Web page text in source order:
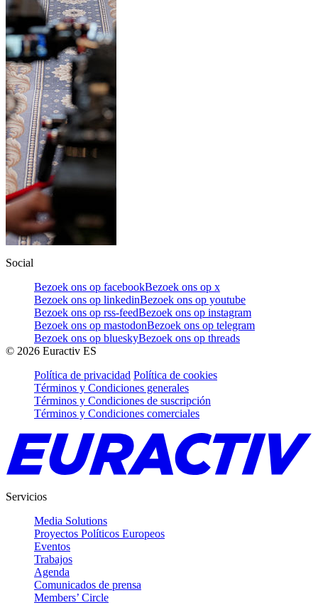
Social
Bezoek ons op facebookBezoek ons op x
Bezoek ons op linkedinBezoek ons op youtube
Bezoek ons op rss-feedBezoek ons op instagram
Bezoek ons op mastodonBezoek ons op telegram
Bezoek ons op blueskyBezoek ons op threads
© 2026 Euractiv ES
Política de privacidad Política de cookies
Términos y Condiciones generales
Términos y Condiciones de suscripción
Términos y Condiciones comerciales
Servicios
Media Solutions
Proyectos Políticos Europeos
Eventos
Trabajos
Agenda
Comunicados de prensa
Members’ Circle